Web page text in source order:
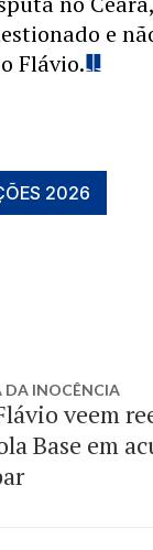
e
Flávio.
2026
DA INOCÊNCIA
veem
Base em